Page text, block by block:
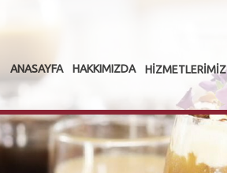
ANASAYFA HAKKIMIZDA HIZMETLERIMIZ